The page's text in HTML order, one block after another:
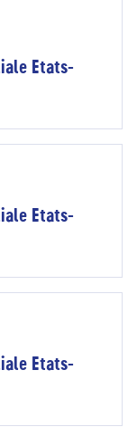
Etats-
Etats-
Etats-